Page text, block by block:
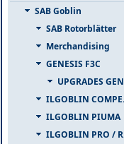
SAB Goblin
SAB Rotorblätter
Merchandising
GENESIS F3C
UPGRADES GENESIS F3C
ILGOBLIN COMPETIZIONE
ILGOBLIN PIUMA
ILGOBLIN PRO / RAW 700